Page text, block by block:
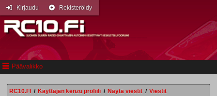
Päävalikko
Kirjaudu Rekisteröidy
RC10.FI / Käyttäjän kenzu profiili / Näytä viestit / Viestit